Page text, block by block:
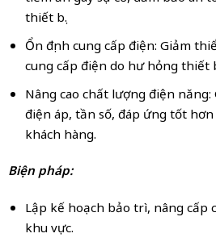
thiết bị.
Ổn định cung cấp điện: Giảm
cung cấp điện do hư hỏng thiết
Nâng cao chất lượng điện
điện áp, tần số, đáp ứng tốt hơn
khách hàng.
Biện pháp:
Lập kế hoạch bảo trì, nâng cấp
khu vực.